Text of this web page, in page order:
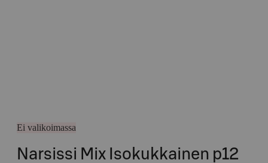
Ei valikoimassa
Narsissi Mix Isokukkainen p12